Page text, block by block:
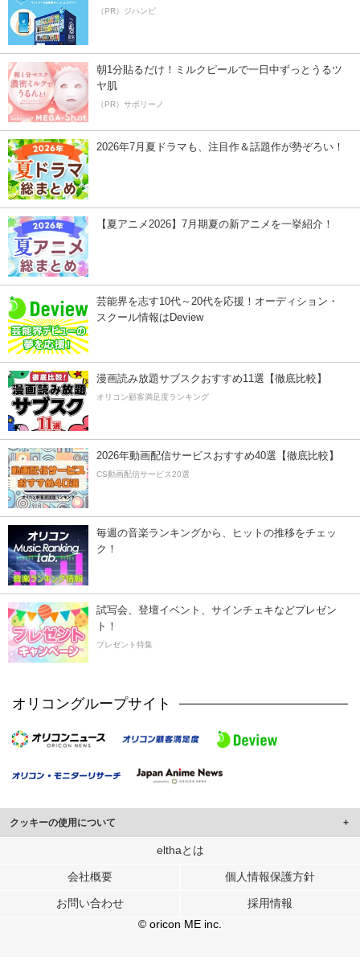
（PR）ジハンピ
朝1分貼るだけ！ミルクピールで一日中ずっとうるツ
ヤ肌
（PR）サボリーノ
2026年7月夏ドラマも、注目作＆話題作が勢ぞろい！
【夏アニメ2026】7月期夏の新アニメを一挙紹介！
芸能界を志す10代～20代を応援！オーディション・
スクール情報はDeview
漫画読み放題サブスクおすすめ11選【徹底比較】
オリコン顧客満足度ランキング
2026年動画配信サービスおすすめ40選【徹底比較】
CS動画配信サービス20選
毎週の音楽ランキングから、ヒットの推移をチェッ
ク！
試写会、登壇イベント、サインチェキなどプレゼン
ト！
プレゼント特集
オリコングループサイト
クッキーの使用について
このサイトでは Cookie を使用して、ユーザーに合わせたコンテンツや広告の
行っています。
メディアや広告配信、データ解析の各パートナーに提供しています。
各パートナーは、この情報とユーザーが各パートナーに提供した他の情報や、
ユーザーが各パートナーのサービスを使用したときに収集した他の情報を組み
elthaとは
会社概要 個人情報保護方針
お問い合わせ
採用情報
© oricon ME inc.